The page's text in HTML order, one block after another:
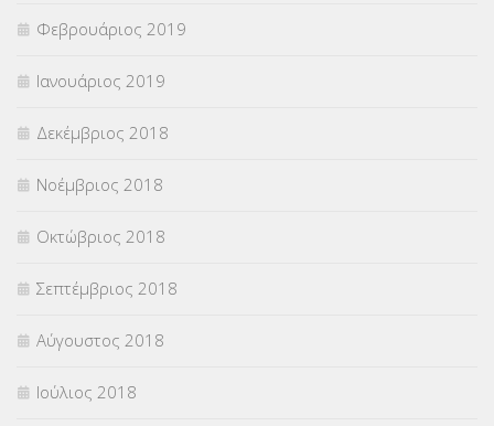
Φεβρουάριος 2019
Ιανουάριος 2019
Δεκέμβριος 2018
Νοέμβριος 2018
Οκτώβριος 2018
Σεπτέμβριος 2018
Αύγουστος 2018
Ιούλιος 2018